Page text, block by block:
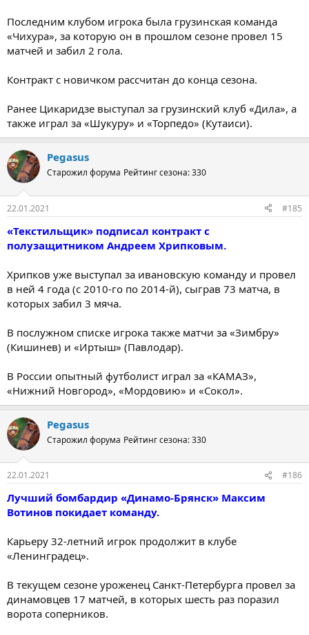
Последним клубом игрока была грузинская команда
«Чихура», за которую он в прошлом сезоне провел 15
матчей и забил 2 гола.
Контракт с новичком рассчитан до конца сезона.
Ранее Цикаридзе выступал за грузинский клуб «Дила», а
также играл за «Шукуру» и «Торпедо» (Кутаиси).
Pegasus
Старожил форума Рейтинг сезона: 330
22.01.2021 #185
«Текстильщик» подписал контракт с
полузащитником Андреем Хрипковым.
Хрипков уже выступал за ивановскую команду и провел
в ней 4 года (с 2010-го по 2014-й), сыграв 73 матча, в
которых забил 3 мяча.
В послужном списке игрока также матчи за «Зимбру»
(Кишинев) и «Иртыш» (Павлодар).
В России опытный футболист играл за «КАМАЗ»,
«Нижний Новгород», «Мордовию» и «Сокол».
Pegasus
Старожил форума Рейтинг сезона: 330
22.01.2021 #186
Лучший бомбардир «Динамо-Брянск» Максим
Вотинов покидает команду.
Карьеру 32-летний игрок продолжит в клубе
«Ленинградец».
В текущем сезоне уроженец Санкт-Петербурга провел за
динамовцев 17 матчей, в которых шесть раз поразил
ворота соперников.